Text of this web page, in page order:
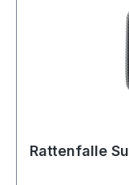
Rattenfalle